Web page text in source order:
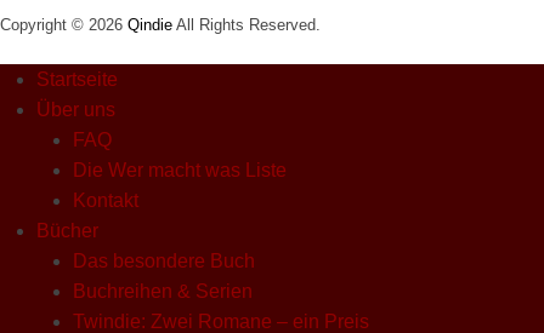
Copyright © 2026 Qindie All Rights Reserved.
Startseite
Über uns
FAQ
Die Wer macht was Liste
Kontakt
Bücher
Das besondere Buch
Buchreihen & Serien
Twindie: Zwei Romane – ein Preis